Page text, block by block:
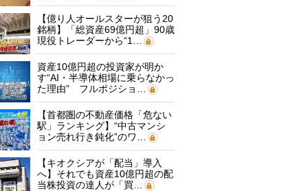
【億り人オールスターが狙う20
銘柄】「総資産69億円超」90歳
現役トレーダーから“1…
資産10億円超の投資家が明か
す“AI・半導体相場に乗らなかっ
た理由” フルポジショ…
【首都圏の不動産価格「危ない
駅」ランキング】“中古マンシ
ョン売れ行き鈍化”のワ…
【キオクシアが「配当」導入
へ】それでも資産10億円超の配
当株投資の達人が「買…